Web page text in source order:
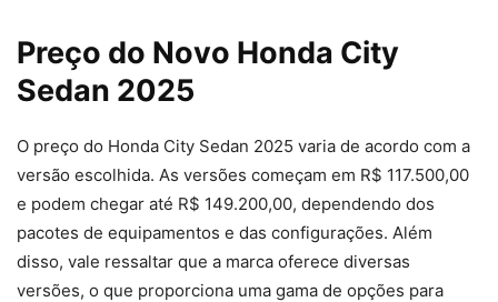
Preço do Novo Honda City
Sedan 2025
O preço do Honda City Sedan 2025 varia de acordo com a
versão escolhida. As versões começam em R$ 117.500,00
e podem chegar até R$ 149.200,00, dependendo dos
pacotes de equipamentos e das configurações. Além
disso, vale ressaltar que a marca oferece diversas
versões, o que proporciona uma gama de opções para